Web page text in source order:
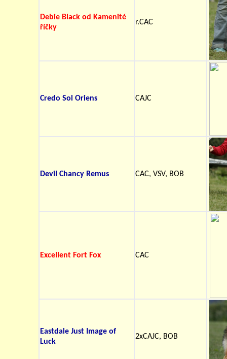
Debie Black od Kamenité
říčky
r.CAC
Credo Sol Oriens CAJC
Devil Chancy Remus CAC, VSV, BOB
Excellent Fort Fox CAC
Eastdale Just Image of
Luck
2xCAJC, BOB